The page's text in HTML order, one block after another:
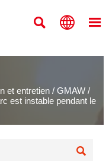
  
et entretien/ GMAW/
est instable pendant le
